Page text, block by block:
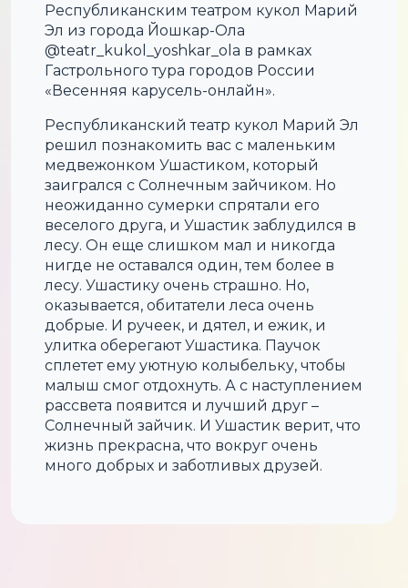
Республиканским театром кукол Марий
Эл из города Йошкар-Ола
@teatr_kukol_yoshkar_ola в рамках
Гастрольного тура городов России
«Весенняя карусель-онлайн».
Республиканский театр кукол Марий Эл
решил познакомить вас с маленьким
медвежонком Ушастиком, который
заигрался с Солнечным зайчиком. Но
неожиданно сумерки спрятали его
веселого друга, и Ушастик заблудился в
лесу. Он еще слишком мал и никогда
нигде не оставался один, тем более в
лесу. Ушастику очень страшно. Но,
оказывается, обитатели леса очень
добрые. И ручеек, и дятел, и ежик, и
улитка оберегают Ушастика. Паучок
сплетет ему уютную колыбельку, чтобы
малыш смог отдохнуть. А с наступлением
рассвета появится и лучший друг –
Солнечный зайчик. И Ушастик верит, что
жизнь прекрасна, что вокруг очень
много добрых и заботливых друзей.